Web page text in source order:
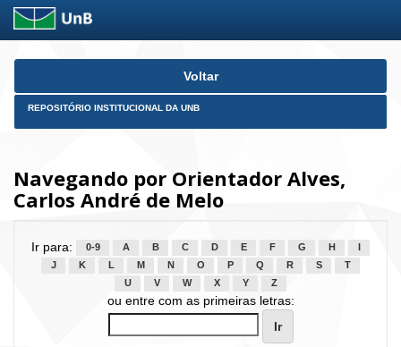
Skip
Voltar
REPOSITÓRIO INSTITUCIONAL DA UNB
Navegando por Orientador Alves,
Carlos André de Melo
Ir para: 0-9 A B C D E F G H
J
K L M N O P Q R S
T
U
V W X Y Z
ou entre com as primeiras letras: